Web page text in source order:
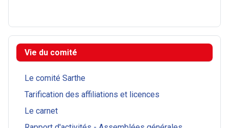
Vie du comité
Le comité Sarthe
Tarification des affiliations et licences
Le carnet